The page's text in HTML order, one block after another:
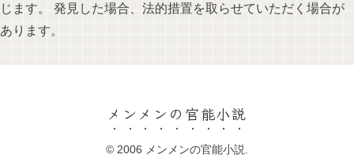
じます。 発見した場合、法的措置を取らせていただく場合が
あります。
メンメンの官能小説
© 2006 メンメンの官能小説.